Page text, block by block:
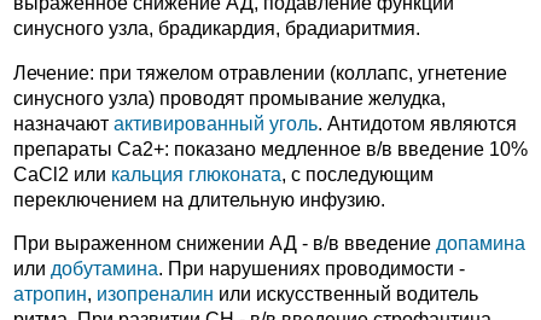
синусного узла, брадикардия, брадиаритмия.
Лечение: при тяжелом отравлении (коллапс, угнетение
синусного узла) проводят промывание желудка,
назначают активированный уголь. Антидотом являются
препараты Ca2+: показано медленное в/в введение 10%
CaCl2 или кальция глюконата, с последующим
переключением на длительную инфузию.
При выраженном снижении АД - в/в введение допамина
или добутамина. При нарушениях проводимости -
атропин, изопреналин или искусственный водитель